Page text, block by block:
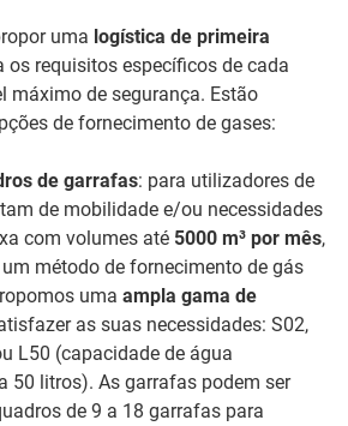
uma logística de primeira
os requisitos específicos de cada
máximo de segurança. Estão
de fornecimento de gases:
de garrafas: para utilizadores de
de mobilidade e/ou necessidades
com volumes até 5000 m³ por mês,
método de fornecimento de gás
uma ampla gama de
as suas necessidades: S02,
L50 (capacidade de água
50 litros). As garrafas podem ser
de 9 a 18 garrafas para